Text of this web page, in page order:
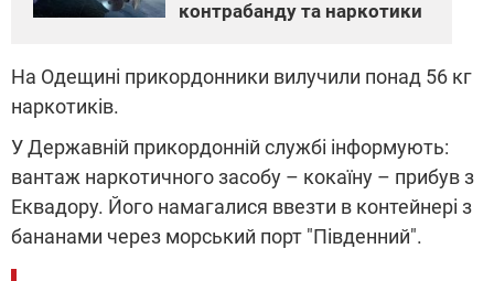
контрабанду та наркотики
На Одещині прикордонники вилучили понад 56 кг
наркотиків.
У Державній прикордонній службі інформують:
вантаж наркотичного засобу – кокаїну – прибув з
Еквадору. Його намагалися ввезти в контейнері з
бананами через морський порт "Південний".